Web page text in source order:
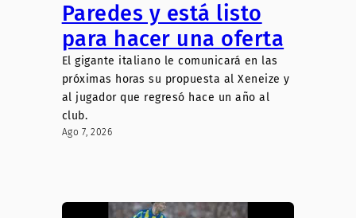
Paredes y está listo
para hacer una oferta
El gigante italiano le comunicará en las
próximas horas su propuesta al Xeneize y
al jugador que regresó hace un año al
club.
Ago 7, 2026